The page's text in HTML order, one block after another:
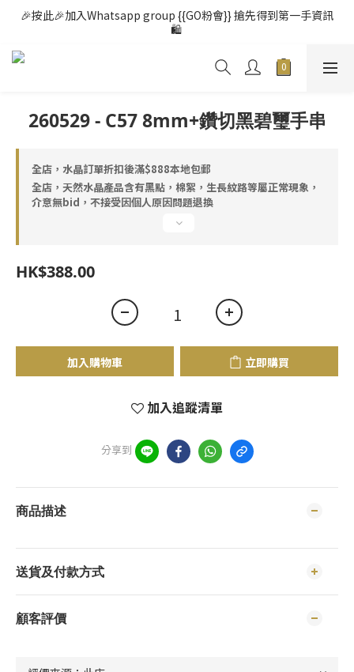
🎉按此🎉加入Whatsapp group {{GO粉會}} 搶先得到第一手資訊
🛍️
260529 - C57 8mm+鑽切黑碧璽手串
全店，水晶訂單折扣後滿$888本地包郵
全店，天然水晶產品含有黑點，棉絮，生長紋路等屬正常現象，
介意無bid，不接受因個人原因問題退換
HK$388.00
加入購物車 立即購買
加入追蹤清單
分享到
商品描述
送貨及付款方式
顧客評價